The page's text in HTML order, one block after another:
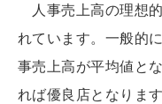
人事売上高の理想
れています。一般的
事売上高が平均値と
れば優良店となりま